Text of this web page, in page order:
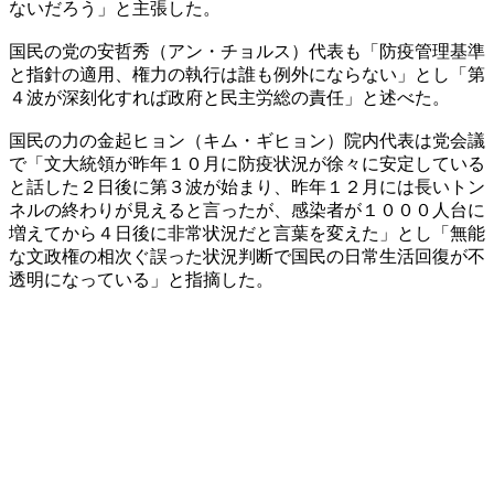
ないだろう」と主張した。
国民の党の安哲秀（アン・チョルス）代表も「防疫管理基準
と指針の適用、権力の執行は誰も例外にならない」とし「第
４波が深刻化すれば政府と民主労総の責任」と述べた。
国民の力の金起ヒョン（キム・ギヒョン）院内代表は党会議
で「文大統領が昨年１０月に防疫状況が徐々に安定している
と話した２日後に第３波が始まり、昨年１２月には長いトン
ネルの終わりが見えると言ったが、感染者が１０００人台に
増えてから４日後に非常状況だと言葉を変えた」とし「無能
な文政権の相次ぐ誤った状況判断で国民の日常生活回復が不
透明になっている」と指摘した。